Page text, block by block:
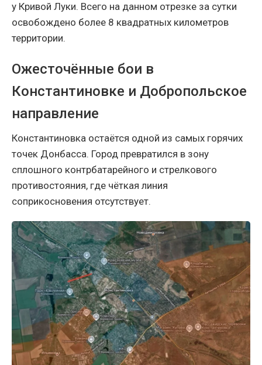
у Кривой Луки. Всего на данном отрезке за сутки
освобождено более 8 квадратных километров
территории.
Ожесточённые бои в
Константиновке и Добропольское
направление
Константиновка остаётся одной из самых горячих
точек Донбасса. Город превратился в зону
сплошного контрбатарейного и стрелкового
противостояния, где чёткая линия
соприкосновения отсутствует.